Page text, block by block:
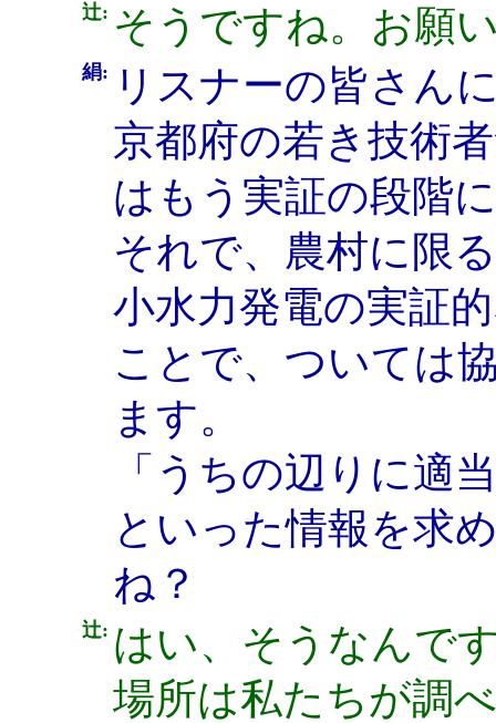
辻: そうですね。お願
絹:
リスナーの皆さん
京都府の若き技術
はもう実証の段階
それで、農村に限
小水力発電の実証
ことで、ついては
ます。
「うちの辺りに適
といった情報を求
ね？
辻: はい、そうなんで
場所は私たちが調